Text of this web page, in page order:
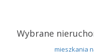
Wybrane
mieszkania